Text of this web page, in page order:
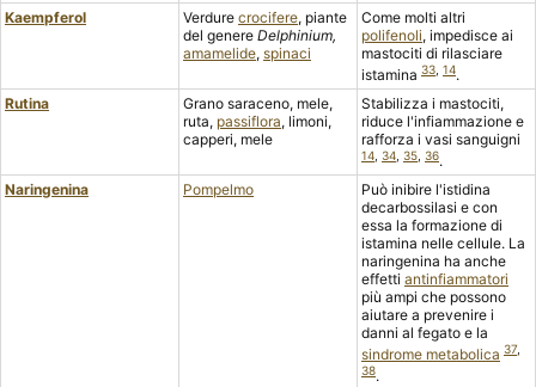
Kaempferol
Verdure crocifere, piante
del genere Delphinium,
amamelide, spinaci
Come molti altri
polifenoli, impedisce ai
mastociti di rilasciare
istamina 33 14.
Rutina
Grano saraceno, mele,
ruta, passiflora, limoni,
capperi, mele
Stabilizza i mastociti,
riduce l'infiammazione e
rafforza i vasi sanguigni
14 34 35 36.
Naringenina
Pompelmo
Può inibire l'istidina
decarbossilasi e con
essa la formazione di
istamina nelle cellule. La
naringenina ha anche
effetti antinfiammatori
più ampi che possono
aiutare a prevenire i
danni al fegato e la
sindrome metabolica 37
38.